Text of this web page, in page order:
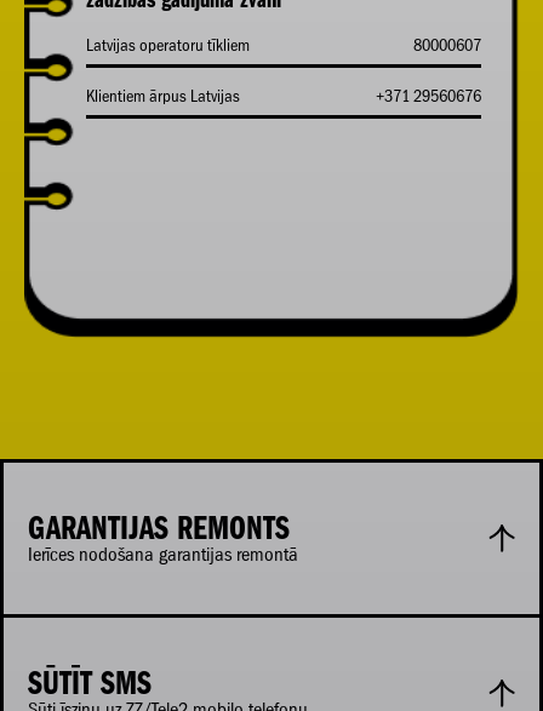
Latvijas operatoru tīkliem 80000607
Klientiem ārpus Latvijas +371 29560676
GARANTIJAS REMONTS
Ierīces nodošana garantijas remontā
SŪTĪT SMS